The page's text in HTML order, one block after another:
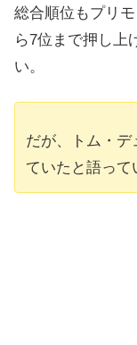
総合順位もプリ
ら7位まで押し上
い。
だが、トム・デ
ていたと語っ